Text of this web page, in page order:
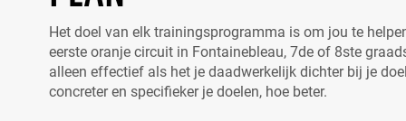
Het doel van elk trainingsprogramma is om jou te
eerste oranje circuit in Fontainebleau, 7de of 8ste
alleen effectief als het je daadwerkelijk dichter bij je
concreter en specifieker je doelen, hoe beter.